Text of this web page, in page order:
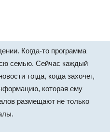
Когда-то программа
семью. Сейчас каждый
тогда, когда захочет,
которая ему
размещают не только